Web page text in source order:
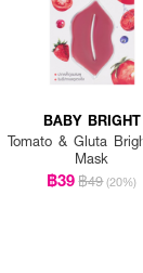
BABY BRIGHT
Tomato & Gluta
Mask
฿39฿49 (20%)